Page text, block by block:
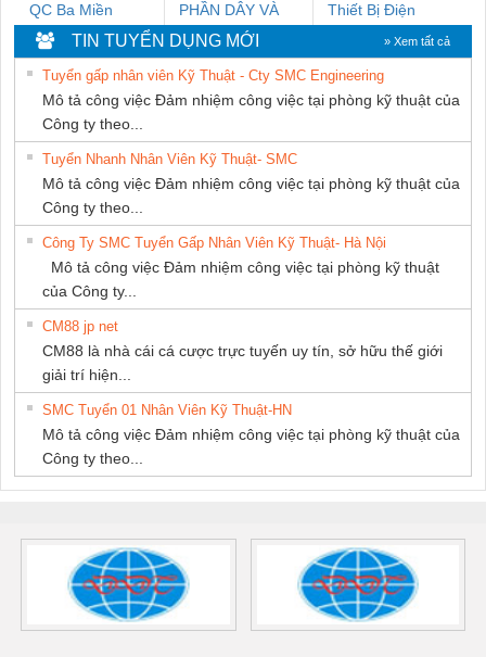
QC Ba Miền
PHẦN DÂY VÀ
CÁP ĐIỆN
THƯỢNG ĐÌNH
Thiết Bị Điện
Nam Quốc Thịnh
TIN TUYỂN DỤNG MỚI » Xem tất cả
Tuyển gấp nhân viên Kỹ Thuật - Cty SMC Engineering
Mô tả công việc Đảm nhiệm công việc tại phòng kỹ thuật của
Công ty theo...
Tuyển Nhanh Nhân Viên Kỹ Thuật- SMC
Mô tả công việc Đảm nhiệm công việc tại phòng kỹ thuật của
Công ty theo...
Công Ty SMC Tuyển Gấp Nhân Viên Kỹ Thuật- Hà Nội
Mô tả công việc Đảm nhiệm công việc tại phòng kỹ thuật
của Công ty...
CM88 jp net
CM88 là nhà cái cá cược trực tuyến uy tín, sở hữu thế giới
giải trí hiện...
SMC Tuyển 01 Nhân Viên Kỹ Thuật-HN
Mô tả công việc Đảm nhiệm công việc tại phòng kỹ thuật của
Công ty theo...